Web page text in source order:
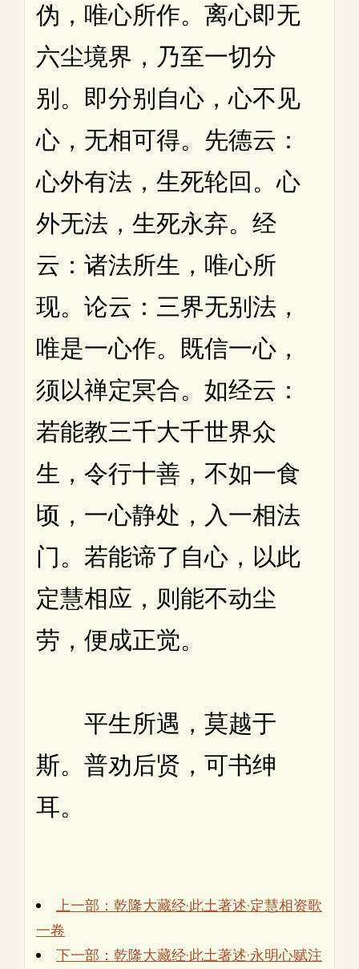
伪，唯心所作。离心即无
六尘境界，乃至一切分
别。即分别自心，心不见
心，无相可得。先德云：
心外有法，生死轮回。心
外无法，生死永弃。经
云：诸法所生，唯心所
现。论云：三界无别法，
唯是一心作。既信一心，
须以禅定冥合。如经云：
若能教三千大千世界众
生，令行十善，不如一食
顷，一心静处，入一相法
门。若能谛了自心，以此
定慧相应，则能不动尘
劳，便成正觉。
平生所遇，莫越于
斯。普劝后贤，可书绅
耳。
上一部：乾隆大藏经·此土著述·定慧相资歌
一卷
下一部：乾隆大藏经·此土著述·永明心赋注